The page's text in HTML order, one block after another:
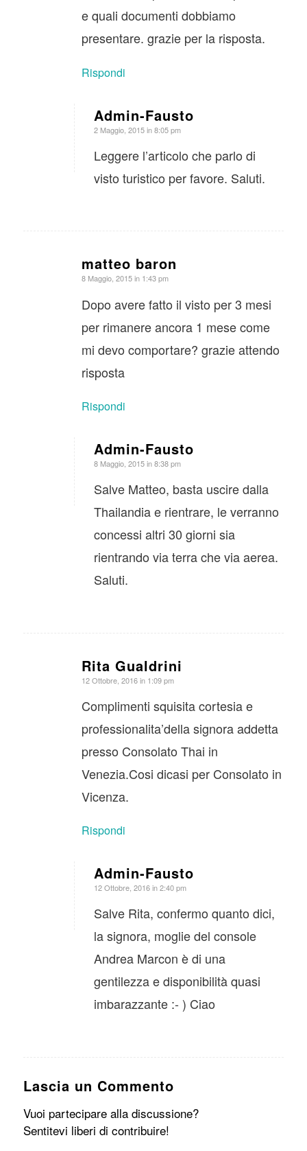
e quali documenti dobbiamo
presentare. grazie per la risposta.
Rispondi
Admin-Fausto
dice:
2 Maggio, 2015 in 8:05 pm
Leggere l’articolo che parlo di
visto turistico per favore. Saluti.
matteo baron
dice:
8 Maggio, 2015 in 1:43 pm
Dopo avere fatto il visto per 3 mesi
per rimanere ancora 1 mese come
mi devo comportare? grazie attendo
risposta
Rispondi
Admin-Fausto
dice:
8 Maggio, 2015 in 8:38 pm
Salve Matteo, basta uscire dalla
Thailandia e rientrare, le verranno
concessi altri 30 giorni sia
rientrando via terra che via aerea.
Saluti.
Rita Gualdrini
dice:
12 Ottobre, 2016 in 1:09 pm
Complimenti squisita cortesia e
professionalita’della signora addetta
presso Consolato Thai in
Venezia.Cosi dicasi per Consolato in
Vicenza.
Rispondi
Admin-Fausto
dice:
12 Ottobre, 2016 in 2:40 pm
Salve Rita, confermo quanto dici,
la signora, moglie del console
Andrea Marcon è di una
gentilezza e disponibilità quasi
imbarazzante :- ) Ciao
Lascia un Commento
Vuoi partecipare alla discussione?
Sentitevi liberi di contribuire!